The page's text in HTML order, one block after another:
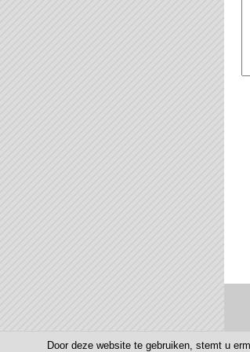
Door deze website te gebruiken, stemt u